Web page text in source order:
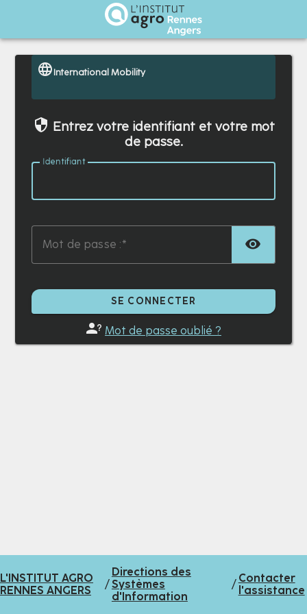
Institut Agro Rennes Angers
International Mobility
Entrez votre identifiant et votre mot
de passe.
Identifiant :
Mot de passe :
SE CONNECTER
Mot de passe oublié ?
L'INSTITUT AGRO
RENNES ANGERS
/
Directions des
Systèmes
d'Information
/Contacter
l'assistance